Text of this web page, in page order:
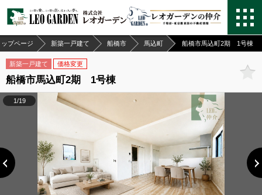
ップページ 新築一戸建て 船橋市 馬込町 船橋市馬込町2期 1号棟
新築一戸建て 価格変更
船橋市馬込町2期 1号棟
1/19